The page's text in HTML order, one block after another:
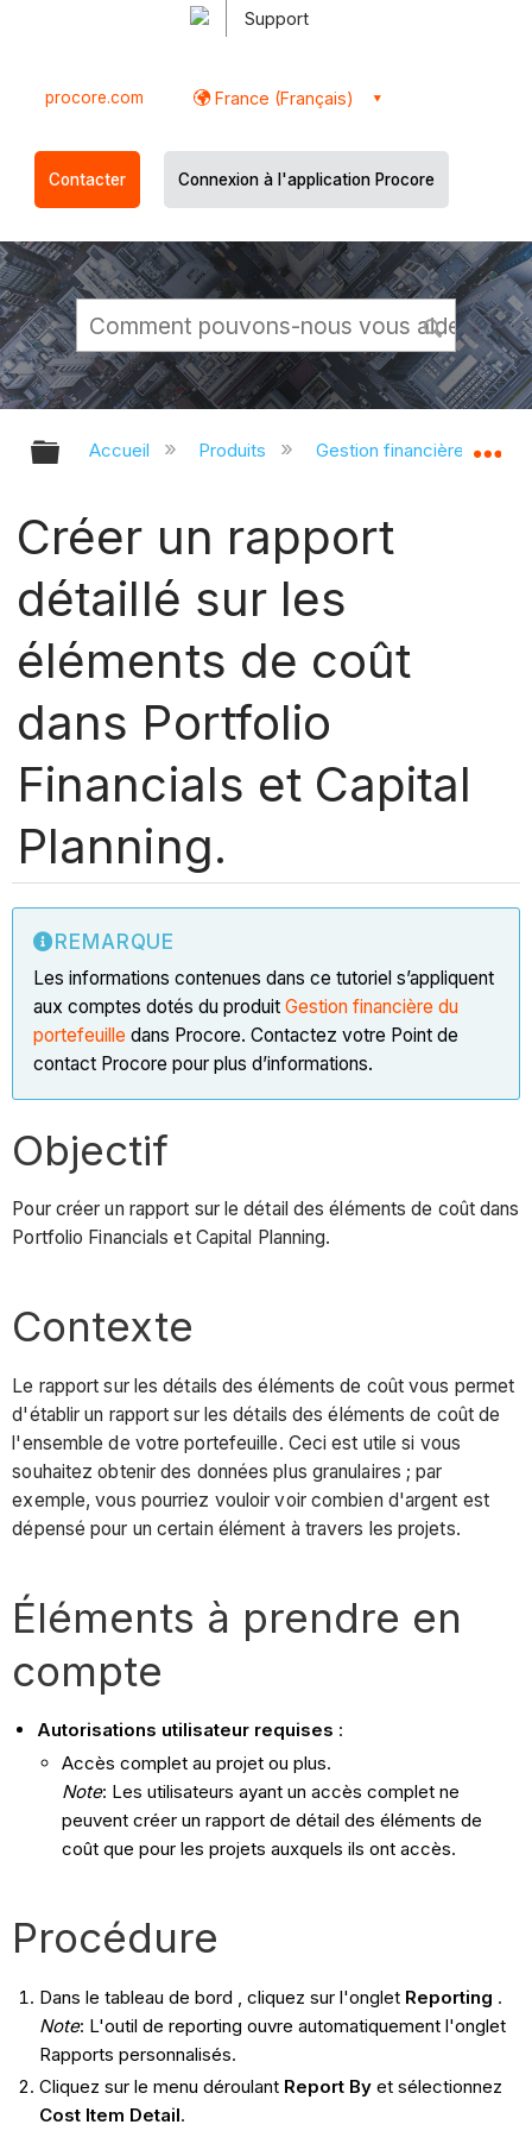
Support
procore.com France (Français)
Contacter Connexion à l'application Procore
Développer/réduire la hiérarchie
Accueil Produits Gestion financière du
Créer un rapport
détaillé sur les
éléments de coût
dans Portfolio
Financials et Capital
Planning.
REMARQUE
Les informations contenues dans ce tutoriel s’appliquent
aux comptes dotés du produitGestion financière du
portefeuilledans Procore. Contactez votre Point de
contact Procore pour plus d’informations.
Objectif
Pour créer un rapport sur le détail des éléments de coût dans
Portfolio Financials et Capital Planning.
Contexte
Le rapport sur les détails des éléments de coût vous permet
d'établir un rapport sur les détails des éléments de coût de
l'ensemble de votre portefeuille. Ceci est utile si vous
souhaitez obtenir des données plus granulaires ; par
exemple, vous pourriez vouloir voir combien d'argent est
dépensé pour un certain élément à travers les projets.
Éléments à prendre en
compte
Autorisations utilisateur requises :
Accès complet au projet ou plus.
Note: Les utilisateurs ayant un accès complet ne
peuvent créer un rapport de détail des éléments de
coût que pour les projets auxquels ils ont accès.
Procédure
Dans le tableau de bord , cliquez sur l'onglet Reporting .
Note: L'outil de reporting ouvre automatiquement l'onglet
Rapports personnalisés.
Cliquez sur le menu déroulant Report Byet sélectionnez
Cost Item Detail.